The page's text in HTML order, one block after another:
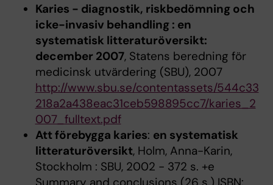
Karies - diagnostik, riskbedömning och
icke-invasiv behandling : en
systematisk litteraturöversikt:
december 2007, Statens beredning för
medicinsk utvärdering (SBU), 2007
http://www.sbu.se/contentassets/544c33
218a2a438eac31ceb598895cc7/karies_2
007_fulltext.pdf
Att förebygga karies: en systematisk
litteraturöversikt, Holm, Anna-Karin,
Stockholm : SBU, 2002 - 372 s. +e